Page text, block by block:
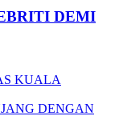
DEMI
KUALA
DENGAN